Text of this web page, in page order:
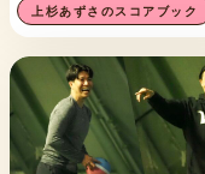
上杉あずさのスコアブック